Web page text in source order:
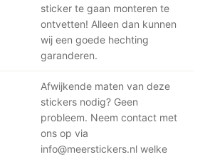
sticker te gaan monteren te
ontvetten! Alleen dan kunnen
wij een goede hechting
garanderen.
Afwijkende maten van deze
stickers nodig? Geen
probleem. Neem contact met
ons op via
info@meerstickers.nl welke